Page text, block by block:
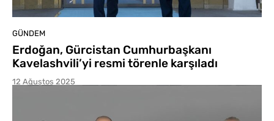
GÜNDEM
Erdoğan, Gürcistan Cumhurbaşkanı
Kavelashvili’yi resmi törenle karşıladı
12 Ağustos 2025